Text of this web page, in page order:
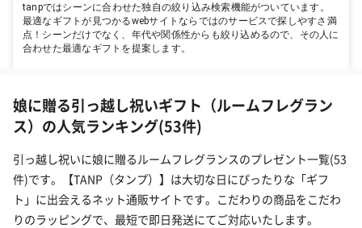
tanpではシーンに合わせた独自の絞り込み検索機能がついています。
最適なギフトが見つかるwebサイトならではのサービスで探しやすさ満
点！シーンだけでなく、年代や関係性からも絞り込めるので、その人に
合わせた最適なギフトを提案します。
娘に贈る引っ越し祝いギフト（ルームフレグラン
ス）の人気ランキング(53件)
引っ越し祝いに娘に贈るルームフレグランスのプレゼント一覧(53
件)です。【TANP（タンプ）】は大切な日にぴったりな「ギフ
ト」に出会えるネット通販サイトです。こだわりの商品をこだわ
りのラッピングで、最短で即日発送にてご対応いたします。